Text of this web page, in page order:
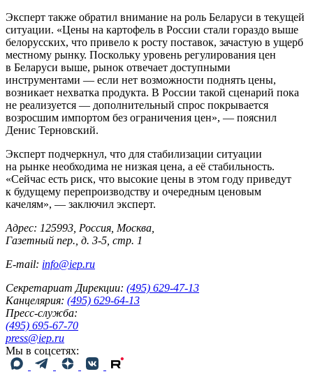
Эксперт также обратил внимание на роль Беларуси в текущей
ситуации. «Цены на картофель в России стали гораздо выше
белорусских, что привело к росту поставок, зачастую в ущерб
местному рынку. Поскольку уровень регулирования цен
в Беларуси выше, рынок отвечает доступными
инструментами — если нет возможности поднять цены,
возникает нехватка продукта. В России такой сценарий пока
не реализуется — дополнительный спрос покрывается
возросшим импортом без ограничения цен», — пояснил
Денис Терновский.
Эксперт подчеркнул, что для стабилизации ситуации
на рынке необходима не низкая цена, а её стабильность.
«Сейчас есть риск, что высокие цены в этом году приведут
к будущему перепроизводству и очередным ценовым
качелям», — заключил эксперт.
Адрес: 125993, Россия, Москва,
Газетный пер., д. 3-5, стр. 1
E-mail: info@iep.ru
Секретариат Дирекции: (495) 629-47-13
Канцелярия: (495) 629-64-13
Пресс-служба:
(495) 695-67-70
press@iep.ru
Мы в соцсетях: